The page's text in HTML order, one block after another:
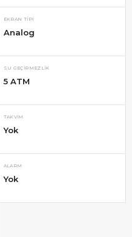
EKRAN TIPI
Analog
SU GEÇIRMEZLIK
5 ATM
TAKVIM
Yok
ALARM
Yok